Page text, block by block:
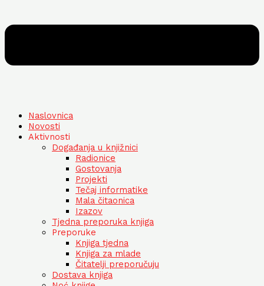
Naslovnica
Novosti
Aktivnosti
Događanja u knjižnici
Radionice
Gostovanja
Projekti
Tečaj informatike
Mala čitaonica
Izazov
Tjedna preporuka knjiga
Preporuke
Knjiga tjedna
Knjiga za mlade
Čitatelji preporučuju
Dostava knjiga